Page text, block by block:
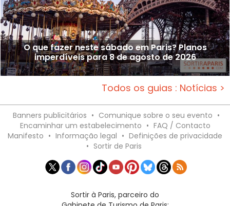
O que fazer neste sábado em Paris? Planos
imperdíveis para 8 de agosto de 2026
Todos os guias : Notícias >
Banners publicitários • Comunique sobre o seu evento •
Encaminhar um estabelecimento • FAQ / Contacto
Manifesto • Informação legal • Definições de privacidade
• Sortir de Paris
Sortir à Paris, parceiro do